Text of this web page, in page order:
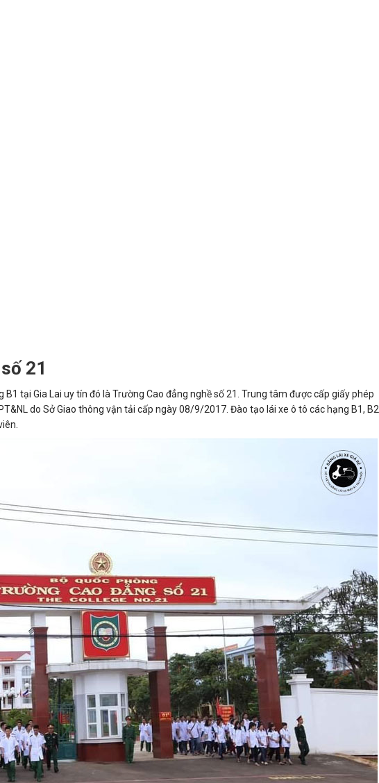
21
B1 tại Gia Lai uy tín đó là Trường Cao đẳng nghề số 21. Trung tâm được cấp giấy phép
do Sở Giao thông vận tải cấp ngày 08/9/2017. Đào tạo lái xe ô tô các hạng B1, B2